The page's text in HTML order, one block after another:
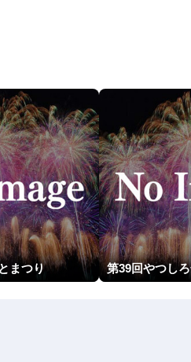
まつり 第39回やつし